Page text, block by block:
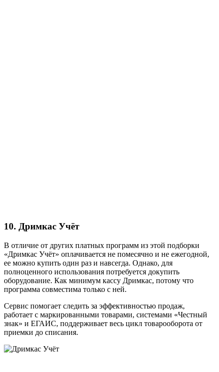
10. Дримкас Учёт
В отличие от других платных программ из этой подборки
«Дримкас Учёт» оплачивается не помесячно и не ежегодной,
ее можно купить один раз и навсегда. Однако, для
полноценного использования потребуется докупить
оборудование. Как минимум кассу Дримкас, потому что
программа совместима только с ней.
Сервис помогает следить за эффективностью продаж,
работает с маркированными товарами, системами «Честный
знак» и ЕГАИС, поддерживает весь цикл товарооборота от
приемки до списания.